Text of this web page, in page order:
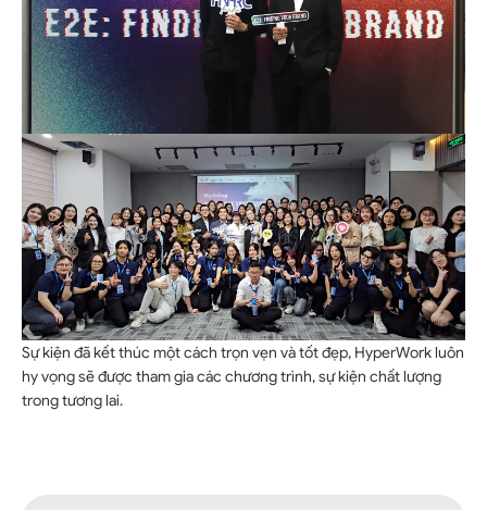
Sự kiện đã kết thúc một cách trọn vẹn và tốt đẹp, HyperWork luôn
hy vọng sẽ được tham gia các chương trình, sự kiện chất lượng
trong tương lai.